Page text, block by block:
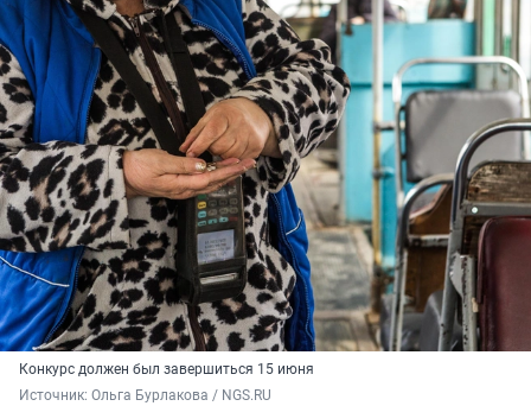
Конкурс должен был завершиться 15 июня
Источник: Ольга Бурлакова / NGS.RU